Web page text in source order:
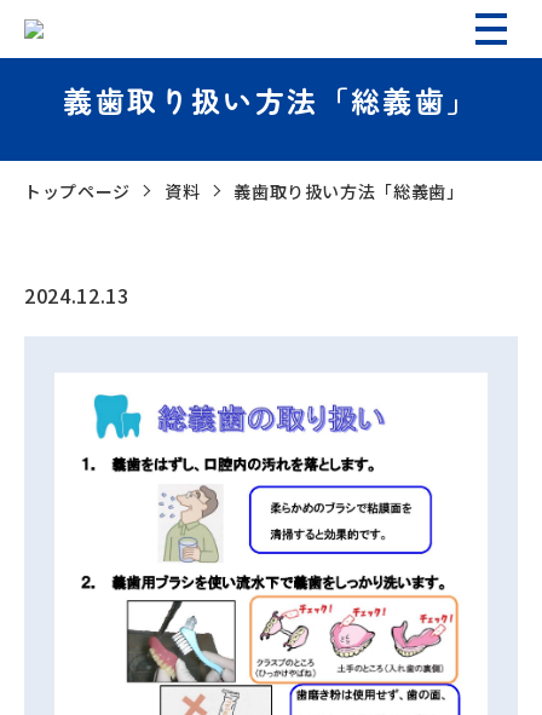
義歯取り扱い方法「総義歯」
トップページ 資料 義歯取り扱い方法「総義歯」
2024.12.13